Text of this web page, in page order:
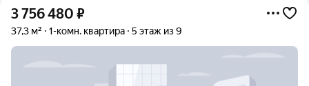
3 756 480 ₽
37,3 м² 1-комн. квартира 5 этаж из 9